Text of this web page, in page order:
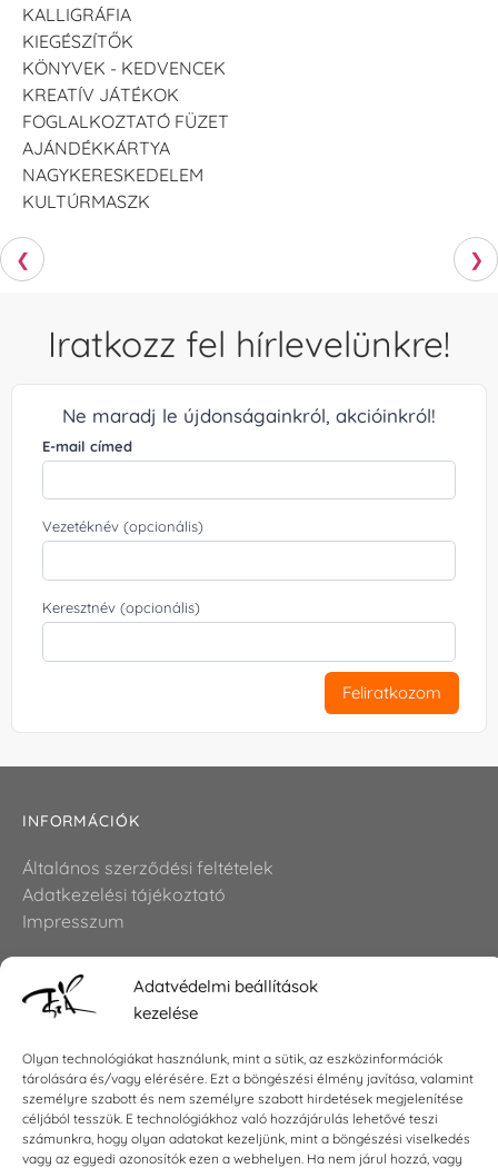
Adatvédelmi beállítások
kezelése
Olyan technológiákat használunk, mint a sütik, az eszközinformációk
tárolására és/vagy elérésére. Ezt a böngészési élmény javítása, valamint
személyre szabott és nem személyre szabott hirdetések megjelenítése
céljából tesszük. E technológiákhoz való hozzájárulás lehetővé teszi
számunkra, hogy olyan adatokat kezeljünk, mint a böngészési viselkedés
vagy az egyedi azonosítók ezen a webhelyen. Ha nem járul hozzá, vagy
KALLIGRÁFIA
KIEGÉSZÍTŐK
KÖNYVEK - KEDVENCEK
KREATÍV JÁTÉKOK
FOGLALKOZTATÓ FÜZET
AJÁNDÉKKÁRTYA
NAGYKERESKEDELEM
KULTÚRMASZK
❮ ❯
Iratkozz fel hírlevelünkre!
Ne maradj le újdonságainkról, akcióinkról!
E-mail címed
Vezetéknév (opcionális)
Keresztnév (opcionális)
Feliratkozom
INFORMÁCIÓK
Általános szerződési feltételek
Adatkezelési tájékoztató
Impresszum
KAPCSOLAT
E-mail:shop@torokszilvi.com
Telefon: +36 30 6767872
KÖZÖSSÉGI